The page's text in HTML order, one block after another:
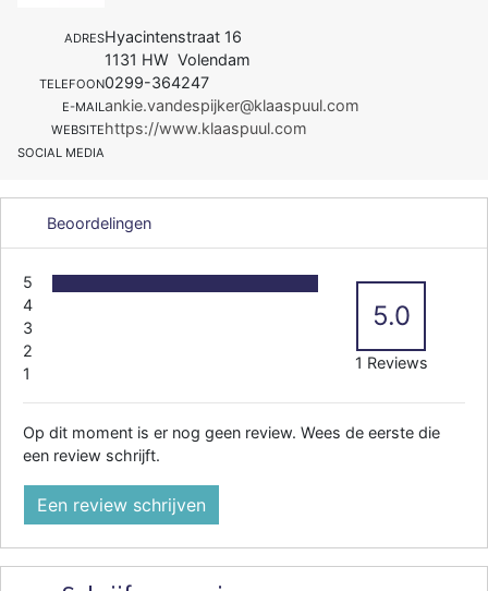
ADRESHyacintenstraat 16
1131 HW Volendam
TELEFOON0299-364247
E-MAILankie.vandespijker@klaaspuul.com
WEBSITEhttps://www.klaaspuul.com
SOCIAL MEDIA
Beoordelingen
5
4
3
2
1
5.0
1 Reviews
Op dit moment is er nog geen review. Wees de eerste die
een review schrijft.
Een review schrijven